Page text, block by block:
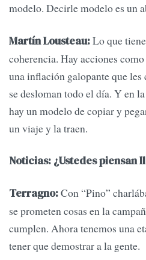
modelo. Decirle modelo es un
Martín Lousteau:Lo que
coherencia. Hay acciones
una inflación galopante que
se desloman todo el día. Y en
hay un modelo de copiar y
un viaje y la traen.
Noticias: ¿Ustedes piensan
Terragno:Con “Pino”
se prometen cosas en la
cumplen. Ahora tenemos una
tener que demostrar a la gente.